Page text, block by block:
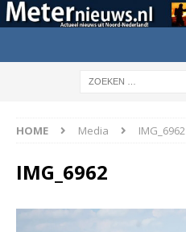
HOME Media IMG_6962
IMG_6962